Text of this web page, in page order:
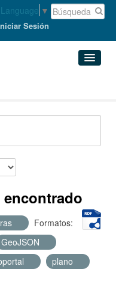
▼
Sesión
Formatos:
GeoJSON
plano